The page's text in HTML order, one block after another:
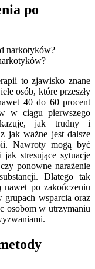
po
to zjawisko znane
osób, które przeszły
40 do 60 procent
w ciągu pierwszego
jak trudny i
jak ważne jest dalsze
Nawroty mogą być
stresujące sytuacje
ponowne narażenie
Dlatego tak
nawet po zakończeniu
grupach wsparcia oraz
osobom w utrzymaniu